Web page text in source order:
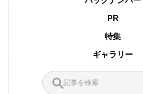
PR
特集
ギャラリー